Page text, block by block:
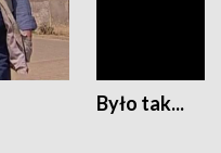
Było tak...